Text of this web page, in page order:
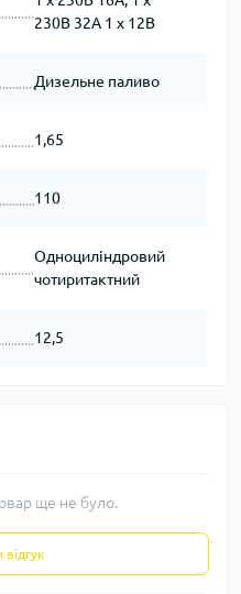
230В 32А 1 х 12В
Дизельне паливо
1,65
110
Одноциліндровий
чотиритактний
12,5
ще не було.